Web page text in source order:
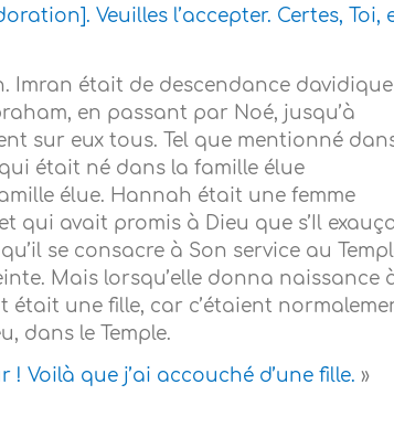
Veuilles l’accepter. Certes, Toi,
Imran était de descendance davidique
en passant par Noé, jusqu’à
sur eux tous. Tel que mentionné
était né dans la famille élue
élue. Hannah était une femme
qui avait promis à Dieu que s’Il
se consacre à Son service au
Mais lorsqu’elle donna naissance
était une fille, car c’étaient
dans le Temple.
! Voilà que j’ai accouché d’une fille. »